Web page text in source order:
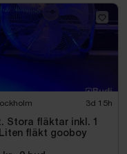
3d 15h
Stora fläktar inkl. 1
fläkt gooboy